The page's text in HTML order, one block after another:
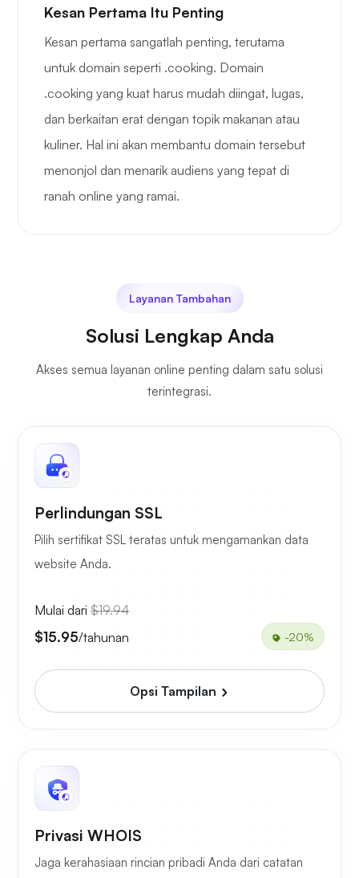
Kesan Pertama Itu Penting
Kesan pertama sangatlah penting, terutama
untuk domain seperti .cooking. Domain
.cooking yang kuat harus mudah diingat, lugas,
dan berkaitan erat dengan topik makanan atau
kuliner. Hal ini akan membantu domain tersebut
menonjol dan menarik audiens yang tepat di
ranah online yang ramai.
Layanan Tambahan
Solusi Lengkap Anda
Akses semua layanan online penting dalam satu solusi
terintegrasi.
Perlindungan SSL
Pilih sertifikat SSL teratas untuk mengamankan data
website Anda.
Mulai dari $19.94
$15.95/tahunan -20%
Opsi Tampilan
Privasi WHOIS
Jaga kerahasiaan rincian pribadi Anda dari catatan